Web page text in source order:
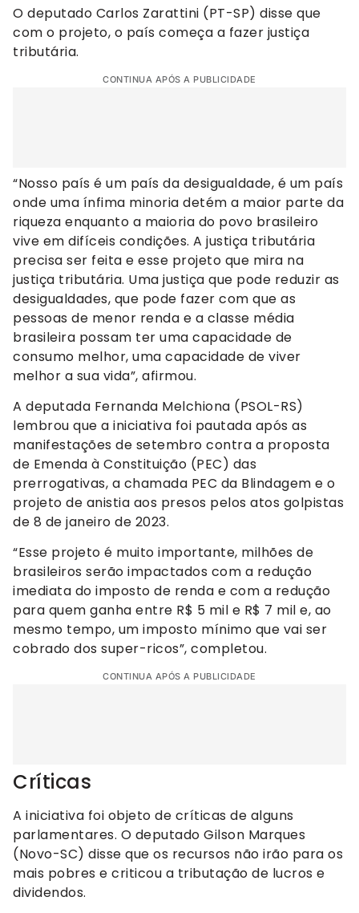
O deputado Carlos Zarattini (PT-SP) disse que
com o projeto, o país começa a fazer justiça
tributária.
CONTINUA APÓS A PUBLICIDADE
“Nosso país é um país da desigualdade, é um país
onde uma ínfima minoria detém a maior parte da
riqueza enquanto a maioria do povo brasileiro
vive em difíceis condições. A justiça tributária
precisa ser feita e esse projeto que mira na
justiça tributária. Uma justiça que pode reduzir as
desigualdades, que pode fazer com que as
pessoas de menor renda e a classe média
brasileira possam ter uma capacidade de
consumo melhor, uma capacidade de viver
melhor a sua vida”, afirmou.
A deputada Fernanda Melchiona (PSOL-RS)
lembrou que a iniciativa foi pautada após as
manifestações de setembro contra a proposta
de Emenda à Constituição (PEC) das
prerrogativas, a chamada PEC da Blindagem e o
projeto de anistia aos presos pelos atos golpistas
de 8 de janeiro de 2023.
“Esse projeto é muito importante, milhões de
brasileiros serão impactados com a redução
imediata do imposto de renda e com a redução
para quem ganha entre R$ 5 mil e R$ 7 mil e, ao
mesmo tempo, um imposto mínimo que vai ser
cobrado dos super-ricos”, completou.
CONTINUA APÓS A PUBLICIDADE
Críticas
A iniciativa foi objeto de críticas de alguns
parlamentares. O deputado Gilson Marques
(Novo-SC) disse que os recursos não irão para os
mais pobres e criticou a tributação de lucros e
dividendos.